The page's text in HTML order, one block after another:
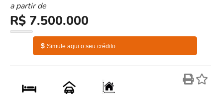
a partir de
R$ 7.500.000
$Simule aqui o seu crédito